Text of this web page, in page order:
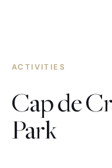
ACTIVITIES
Cap de
Park